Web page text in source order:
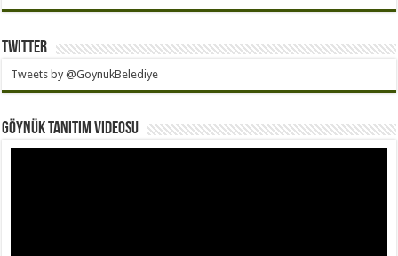
Twitter
Tweets by @GoynukBelediye
Göynük Tanıtım Videosu